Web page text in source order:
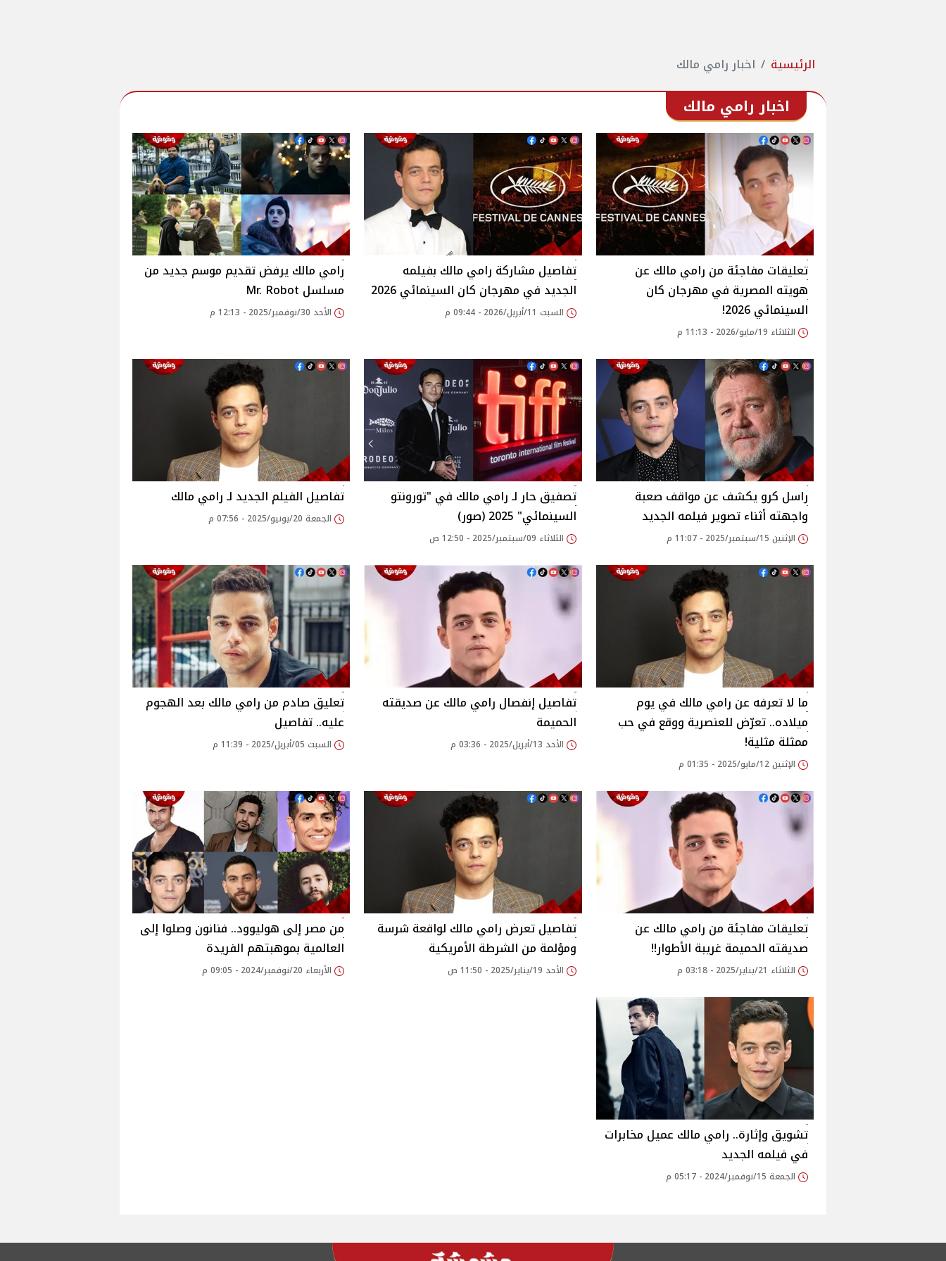
الرئيسية اخبار رامي مالك
اخبار رامي مالك
تعليقات مفاجئة من رامي مالك عن
هويته المصرية في مهرجان كان
السينمائي 2026!
الثلاثاء 19/مايو/2026 - 11:13 م
تفاصيل مشاركة رامي مالك بفيلمه
الجديد في مهرجان كان السينمائي 2026
السبت 11/أبريل/2026 - 09:44 م
رامي مالك يرفض تقديم موسم جديد من
مسلسل Mr. Robot
الأحد 30/نوفمبر/2025 - 12:13 م
راسل كرو يكشف عن مواقف صعبة
واجهته أثناء تصوير فيلمه الجديد
الإثنين 15/سبتمبر/2025 - 11:07 م
تصفيق حار لـ رامي مالك في "تورونتو
السينمائي" 2025 (صور)
الثلاثاء 09/سبتمبر/2025 - 12:50 ص
تفاصيل الفيلم الجديد لـ رامي مالك
الجمعة 20/يونيو/2025 - 07:56 م
ما لا تعرفه عن رامي مالك في يوم
ميلاده.. تعرّض للعنصرية ووقع في حب
ممثلة مثلية!
الإثنين 12/مايو/2025 - 01:35 م
تفاصيل إنفصال رامي مالك عن صديقته
الحميمة
الأحد 13/أبريل/2025 - 03:36 م
تعليق صادم من رامي مالك بعد الهجوم
عليه.. تفاصيل
السبت 05/أبريل/2025 - 11:39 م
تعليقات مفاجئة من رامي مالك عن
صديقته الحميمة غريبة الأطوار!!
الثلاثاء 21/يناير/2025 - 03:18 م
تفاصيل تعرض رامي مالك لواقعة شرسة
ومؤلمة من الشرطة الأمريكية
الأحد 19/يناير/2025 - 11:50 ص
من مصر إلى هوليوود.. فنانون وصلوا إلى
العالمية بموهبتهم الفريدة
الأربعاء 20/نوفمبر/2024 - 09:05 م
تشويق وإثارة.. رامي مالك عميل مخابرات
في فيلمه الجديد
الجمعة 15/نوفمبر/2024 - 05:17 م